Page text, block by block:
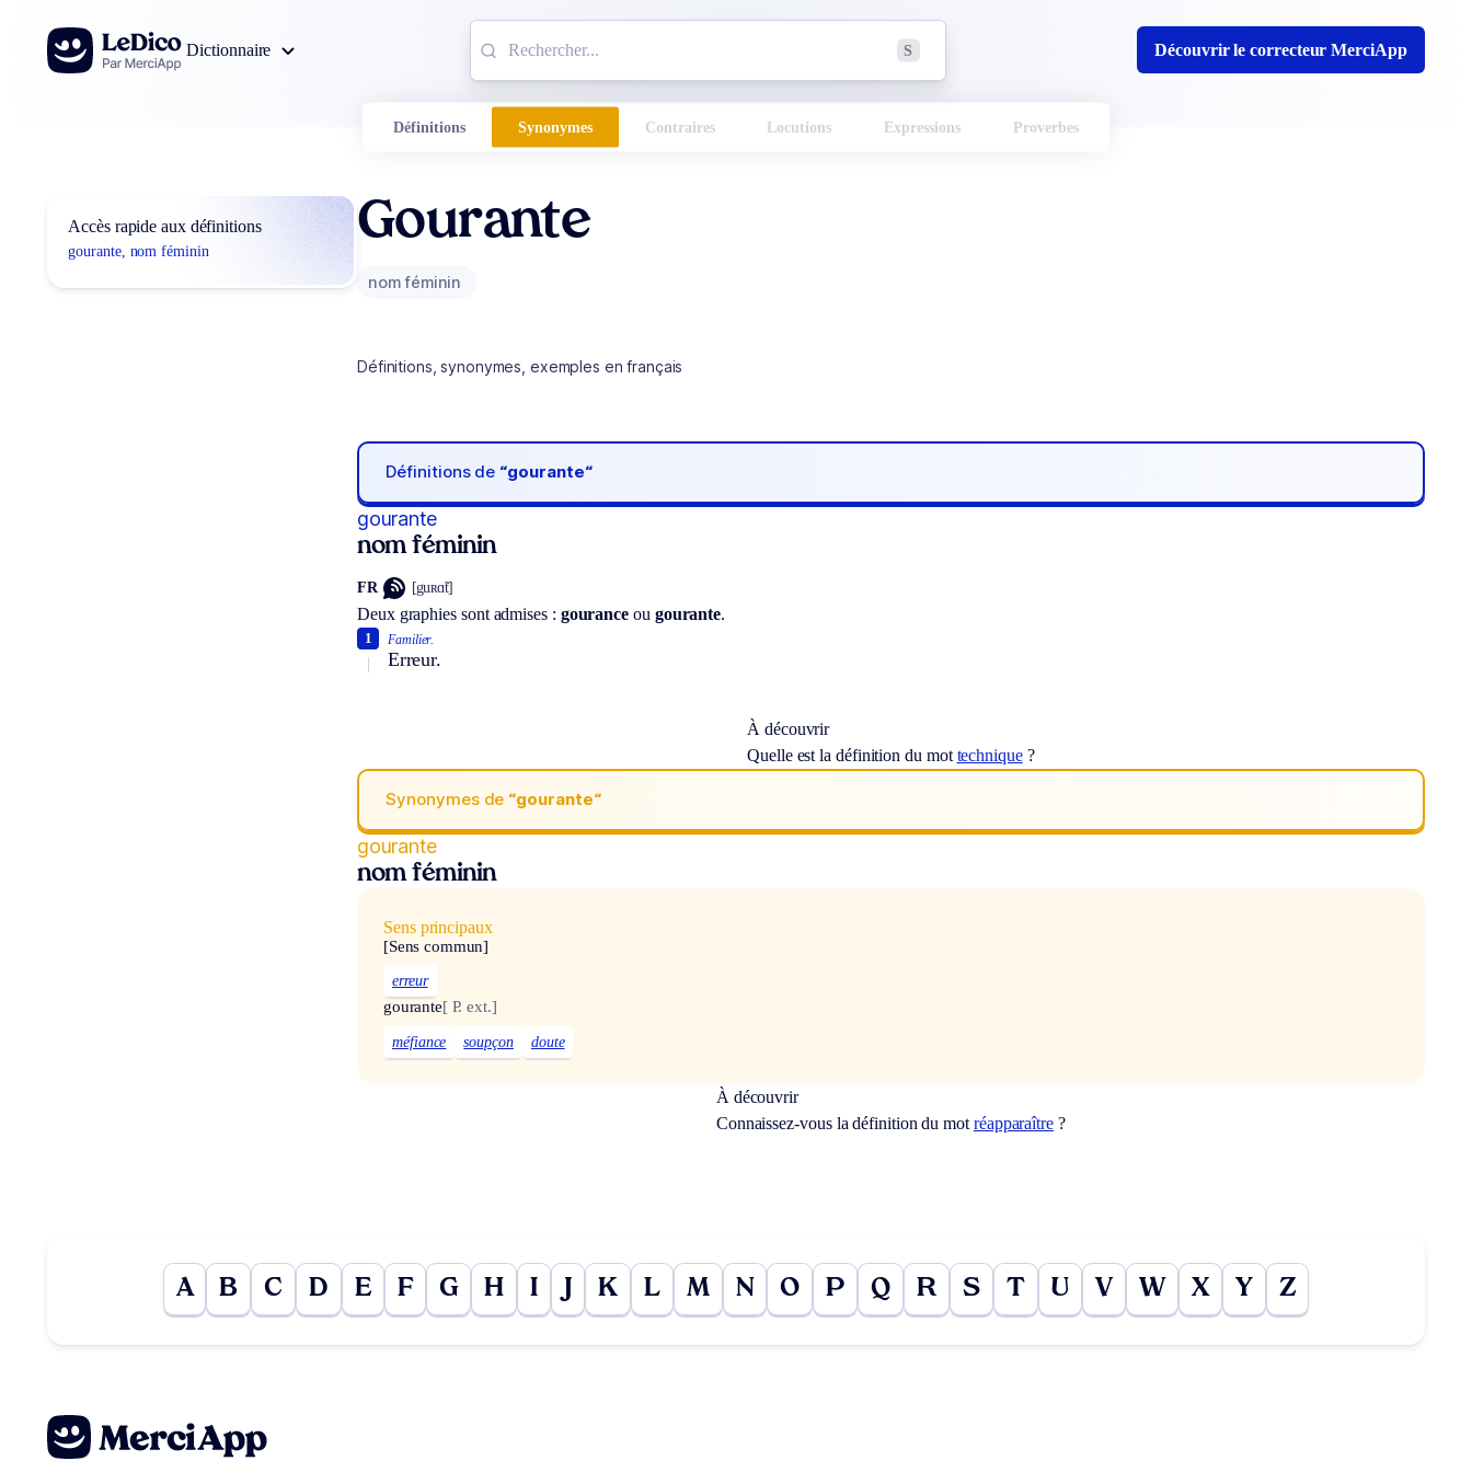
Aller au contenu
Dictionnaire
S Découvrir le correcteur MerciApp
Définitions Synonymes Contraires Locutions Expressions Proverbes
Accès rapide aux définitions
gourante, nom féminin
Gourante
nom féminin
Définitions, synonymes, exemples en français
Définitions de “gourante“
gourante
nom féminin
FR [guʀɑ̃t]
Deux graphies sont admises : gouranceou gourante.
Familier.
Erreur.
1
À découvrir
Quelle est la définition du mot technique?
Synonymes de “gourante“
gourante
nom féminin
Sens principaux
[Sens commun]
erreur
gourante[ P. ext.]
méfiance soupçon doute
À découvrir
Connaissez-vous la définition du mot réapparaître?
A B C D E F G H I J K L M N O P Q R S T U V W X Y Z